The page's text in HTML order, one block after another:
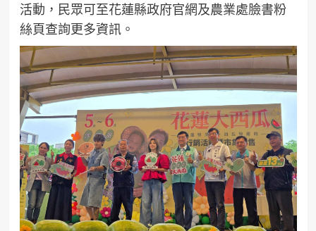
活動，民眾可至花蓮縣政府官網及農業處臉書粉
絲頁查詢更多資訊。